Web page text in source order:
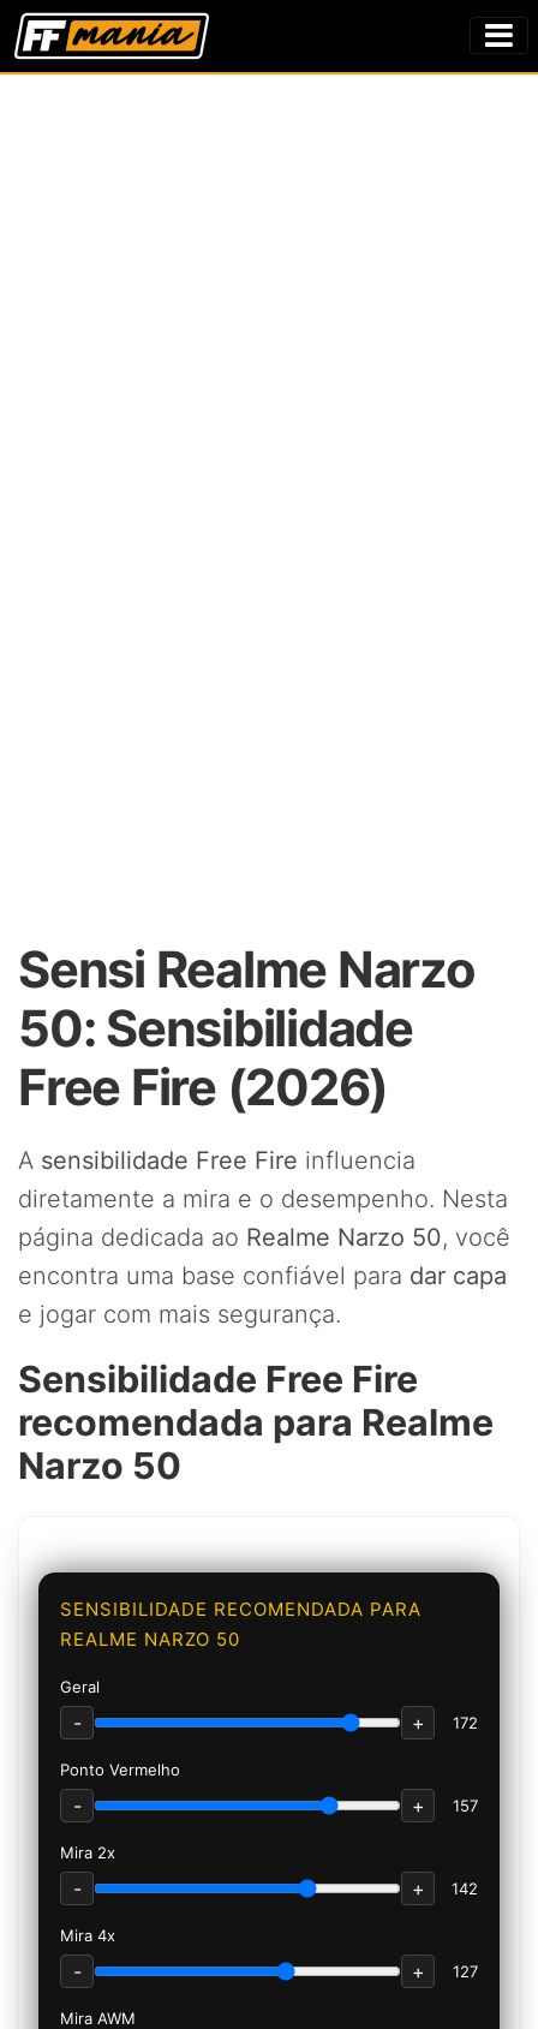
Sensi Realme Narzo
50: Sensibilidade
Free Fire (2026)
A sensibilidade Free Fire influencia
diretamente a mira e o desempenho. Nesta
página dedicada ao Realme Narzo 50, você
encontra uma base confiável para dar capa
e jogar com mais segurança.
Sensibilidade Free Fire
recomendada para Realme
Narzo 50
SENSIBILIDADE RECOMENDADA PARA
REALME NARZO 50
Geral
- + 172
Ponto Vermelho
- + 157
Mira 2x
- + 142
Mira 4x
- + 127
Mira AWM